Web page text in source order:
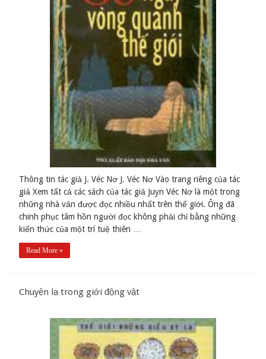
Thông tin tác giả J. Véc Nơ J. Véc Nơ Vào trang riêng của tác
giả Xem tất cả các sách của tác giả Juyn Véc Nơ là một trong
những nhà vǎn được đọc nhiều nhất trên thế giới. Ông đã
chinh phục tâm hồn người đọc không phải chỉ bằng những
kiến thức của một trí tuệ thiên …
Read More »
Chuyện lạ trong giới động vật